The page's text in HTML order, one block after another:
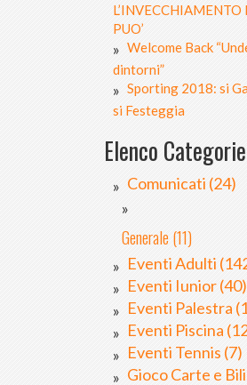
L’INVECCHIAMENTO
PUO’
Welcome Back
dintorni”
Sporting 2018: si
si Festeggia
Elenco Categorie
Comunicati (24)
Generale (11)
Eventi Adulti
Eventi Iunior (40)
Eventi Palestra
Eventi Piscina
Eventi Tennis (7)
Gioco Carte e